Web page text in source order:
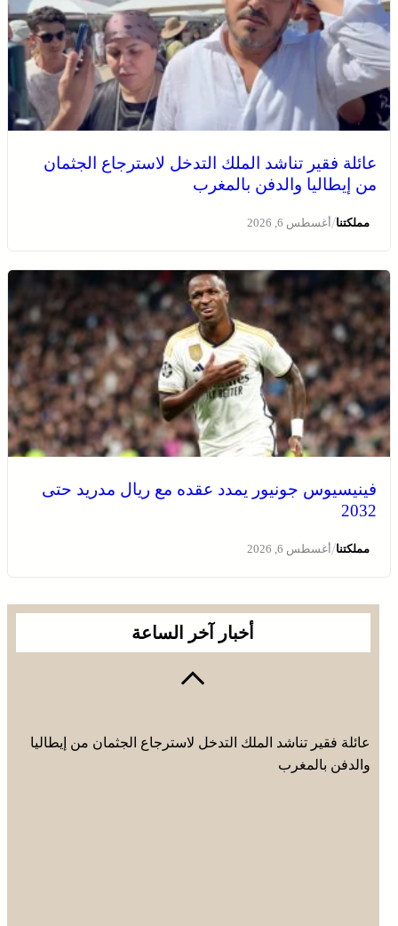
عائلة فقير تناشد الملك التدخل لاسترجاع الجثمان
من إيطاليا والدفن بالمغرب
مملكتنا/أغسطس 6, 2026
فينيسيوس جونيور يمدد عقده مع ريال مدريد حتى
2032
مملكتنا/أغسطس 6, 2026
أخبار آخر الساعة
انطلاق الدورة الأولى من مهرجان السعيدية للموسيقى
يقظة أمنية وتنظيم محكم يواكبان افتتاح مهرجان الزربية
الثقافي
عائلة فقير تناشد الملك التدخل لاسترجاع الجثمان من إيطاليا
والدفن بالمغرب